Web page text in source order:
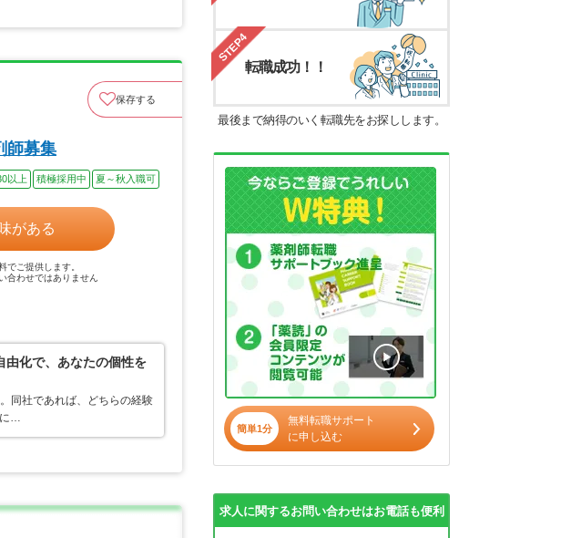
保存する
師募集
以上 積極採用中 夏～秋入職可
がある
でご提供します。
合わせではありません
由化で、あなたの個性を
同社であれば、どちらの経験
に…
STEP4
転職成功！！
最後まで納得のいく転職先をお探しします。
簡単1分
無料転職サポート
に申し込む
求人に関するお問い合わせはお電話も便利